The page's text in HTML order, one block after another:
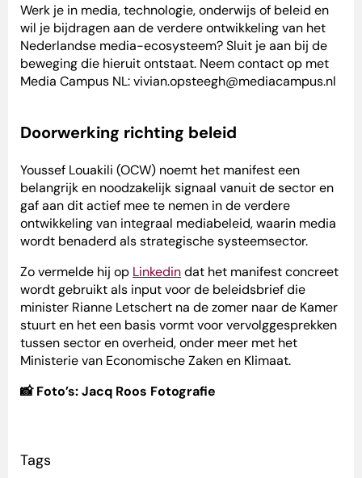
Werk je in media, technologie, onderwijs of beleid en
wil je bijdragen aan de verdere ontwikkeling van het
Nederlandse media-ecosysteem? Sluit je aan bij de
beweging die hieruit ontstaat. Neem contact op met
Media Campus NL: vivian.opsteegh@mediacampus.nl
Doorwerking richting beleid
Youssef Louakili (OCW) noemt het manifest een
belangrijk en noodzakelijk signaal vanuit de sector en
gaf aan dit actief mee te nemen in de verdere
ontwikkeling van integraal mediabeleid, waarin media
wordt benaderd als strategische systeemsector.
Zo vermelde hij op Linkedindat het manifest concreet
wordt gebruikt als input voor de beleidsbrief die
minister Rianne Letschert na de zomer naar de Kamer
stuurt en het een basis vormt voor vervolggesprekken
tussen sector en overheid, onder meer met het
Ministerie van Economische Zaken en Klimaat.
📸 Foto’s: Jacq Roos Fotografie
Tags